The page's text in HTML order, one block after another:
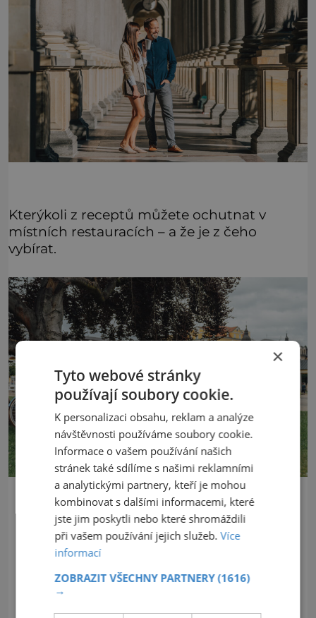
Kterýkoli z receptů můžete ochutnat v
místních restauracích – a že je z čeho
vybírat.
×
Tyto webové stránky
používají soubory cookie.
K personalizaci obsahu, reklam a analýze
návštěvnosti používáme soubory cookie.
Informace o vašem používání našich
stránek také sdílíme s našimi reklamními
a analytickými partnery, kteří je mohou
kombinovat s dalšími informacemi, které
jste jim poskytli nebo které shromáždili
při vašem používání jejich služeb.Více
informací
ZOBRAZIT VŠECHNY PARTNERY(1616)
→